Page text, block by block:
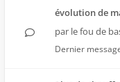
évolution de
par le fou de
Dernier